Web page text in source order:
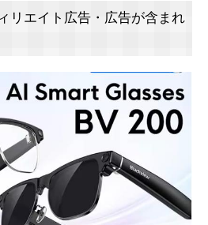
リエイト広告・広告が含まれ